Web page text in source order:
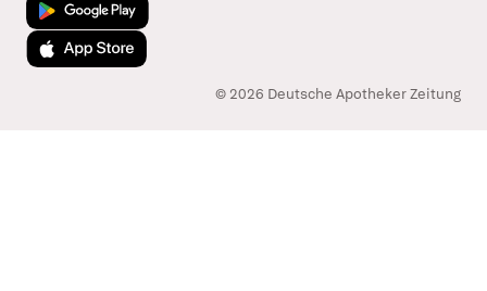
Laden im App Store
© 2026 Deutsche Apotheker Zeitung